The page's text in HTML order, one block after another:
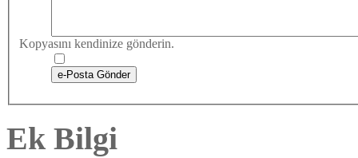
Kopyasını kendinize gönderin.
e-Posta Gönder
Ek Bilgi